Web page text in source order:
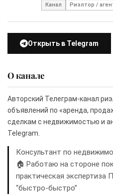
Канал Риэлтор /
Открыть в Telegram
О канале
Авторский Телеграм-канал
объявлений по «аренда,
сделкам с недвижимостью и
Telegram.
Консультант по
🏠 Работаю на стороне
практическая экспертиза
“быстро-быстро”